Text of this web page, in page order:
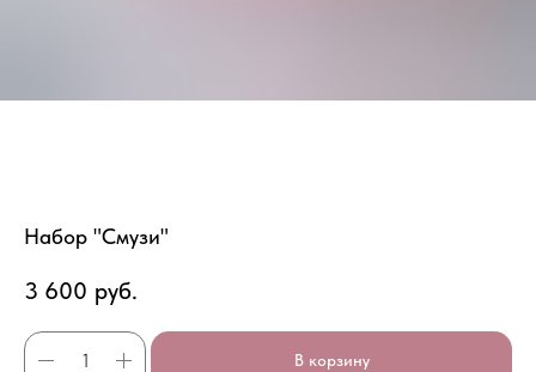
Набор "Смузи"
3 600 руб.
В корзину